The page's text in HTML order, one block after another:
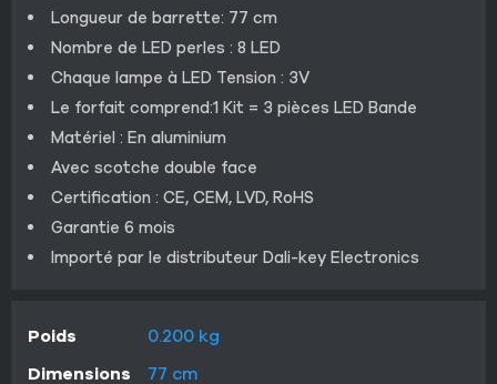
Longueur de barrette: 77 cm
Nombre de LED perles : 8 LED
Chaque lampe à LED Tension : 3V
Le forfait comprend:1 Kit = 3 pièces LED Bande
Matériel : En aluminium
Avec scotche double face
Certification : CE, CEM, LVD, RoHS
Garantie 6 mois
Importé par le distributeur Dali-key Electronics
Poids
0.200 kg
Dimensions
77 cm